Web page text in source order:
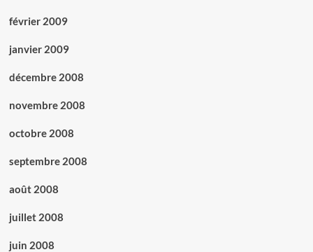
février 2009
janvier 2009
décembre 2008
novembre 2008
octobre 2008
septembre 2008
août 2008
juillet 2008
juin 2008